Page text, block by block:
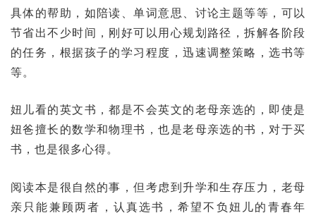
具体的帮助，如陪读、单词意思、讨论主题等等，可以
节省出不少时间，刚好可以用心规划路径，拆解各阶段
的任务，根据孩子的学习程度，迅速调整策略，选书等
等。
妞儿看的英文书，都是不会英文的老母亲选的，即使是
妞爸擅长的数学和物理书，也是老母亲选的书，对于买
书，也是很多心得。
阅读本是很自然的事，但考虑到升学和生存压力，老母
亲只能兼顾两者，认真选书，希望不负妞儿的青春年